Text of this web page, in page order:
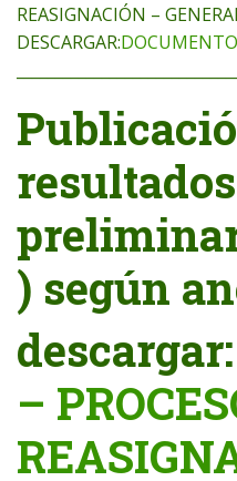
REASIGNACIÓN –
DESCARGAR:DOCUMENTO
resultados
) según
descargar:
–